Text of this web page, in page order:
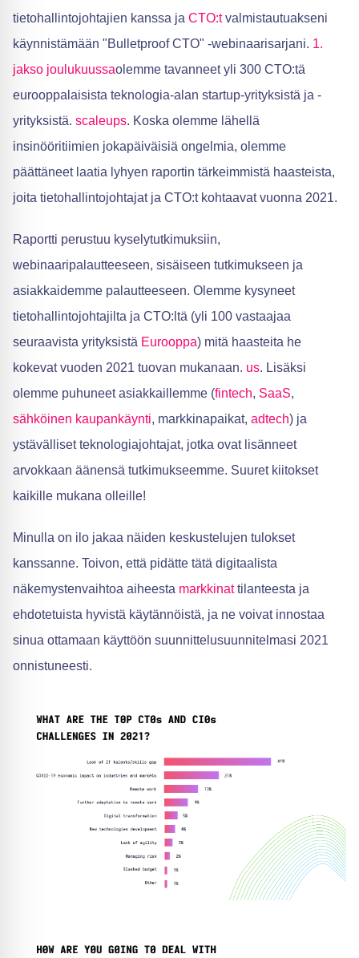
tietohallintojohtajien kanssa ja CTO:tvalmistautuakseni
käynnistämään "Bulletproof CTO" -webinaarisarjani. 1.
jakso joulukuussaolemme tavanneet yli 300 CTO:tä
eurooppalaisista teknologia-alan startup-yrityksistä ja -
yrityksistä. scaleups. Koska olemme lähellä
insinööritiimien jokapäiväisiä ongelmia, olemme
päättäneet laatia lyhyen raportin tärkeimmistä haasteista,
joita tietohallintojohtajat ja CTO:t kohtaavat vuonna 2021.
Raportti perustuu kyselytutkimuksiin,
webinaaripalautteeseen, sisäiseen tutkimukseen ja
asiakkaidemme palautteeseen. Olemme kysyneet
tietohallintojohtajilta ja CTO:ltä (yli 100 vastaajaa
seuraavista yrityksistä Eurooppa) mitä haasteita he
kokevat vuoden 2021 tuovan mukanaan. us. Lisäksi
olemme puhuneet asiakkaillemme (fintech, SaaS,
sähköinen kaupankäynti, markkinapaikat, adtech) ja
ystävälliset teknologiajohtajat, jotka ovat lisänneet
arvokkaan äänensä tutkimukseemme. Suuret kiitokset
kaikille mukana olleille!
Minulla on ilo jakaa näiden keskustelujen tulokset
kanssanne. Toivon, että pidätte tätä digitaalista
näkemystenvaihtoa aiheesta markkinattilanteesta ja
ehdotetuista hyvistä käytännöistä, ja ne voivat innostaa
sinua ottamaan käyttöön suunnittelusuunnitelmasi 2021
onnistuneesti.